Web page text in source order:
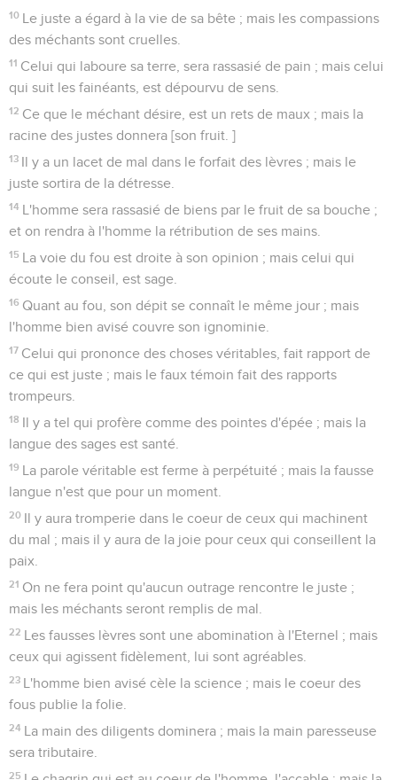
10 Le juste a égard à la vie de sa bête ; mais les compassions
des méchants sont cruelles.
11 Celui qui laboure sa terre, sera rassasié de pain ; mais celui
qui suit les fainéants, est dépourvu de sens.
12 Ce que le méchant désire, est un rets de maux ; mais la
racine des justes donnera [son fruit. ]
13 Il y a un lacet de mal dans le forfait des lèvres ; mais le
juste sortira de la détresse.
14 L'homme sera rassasié de biens par le fruit de sa bouche ;
et on rendra à l'homme la rétribution de ses mains.
15 La voie du fou est droite à son opinion ; mais celui qui
écoute le conseil, est sage.
16 Quant au fou, son dépit se connaît le même jour ; mais
l'homme bien avisé couvre son ignominie.
17 Celui qui prononce des choses véritables, fait rapport de
ce qui est juste ; mais le faux témoin fait des rapports
trompeurs.
18 Il y a tel qui profère comme des pointes d'épée ; mais la
langue des sages est santé.
19 La parole véritable est ferme à perpétuité ; mais la fausse
langue n'est que pour un moment.
20 Il y aura tromperie dans le coeur de ceux qui machinent
du mal ; mais il y aura de la joie pour ceux qui conseillent la
paix.
21 On ne fera point qu'aucun outrage rencontre le juste ;
mais les méchants seront remplis de mal.
22 Les fausses lèvres sont une abomination à l'Eternel ; mais
ceux qui agissent fidèlement, lui sont agréables.
23 L'homme bien avisé cèle la science ; mais le coeur des
fous publie la folie.
24 La main des diligents dominera ; mais la main paresseuse
sera tributaire.
25